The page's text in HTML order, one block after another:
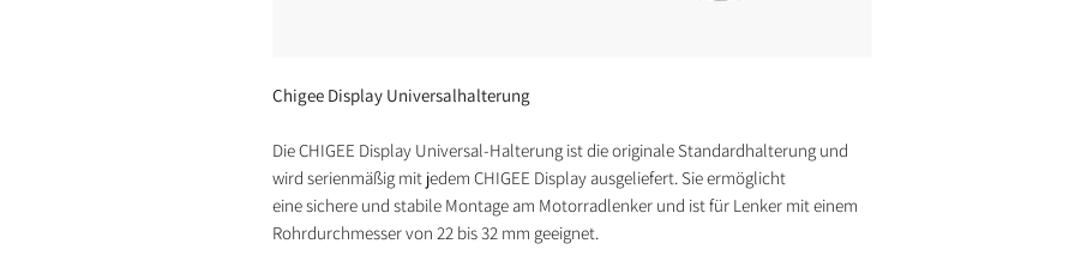
Chigee Display Universalhalterung
Die CHIGEE Display Universal-Halterung ist die originale Standardhalterung und
wird serienmäßig mit jedem CHIGEE Display ausgeliefert. Sie ermöglicht
eine sichere und stabile Montage am Motorradlenker und ist für Lenker mit einem
Rohrdurchmesser von 22 bis 32 mm geeignet.